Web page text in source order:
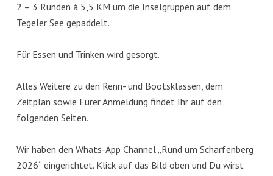
2 – 3 Runden á 5,5 KM um die Inselgruppen auf dem
Tegeler See gepaddelt.
Für Essen und Trinken wird gesorgt.
Alles Weitere zu den Renn- und Bootsklassen, dem
Zeitplan sowie Eurer Anmeldung findet Ihr auf den
folgenden Seiten.
Wir haben den Whats-App Channel „Rund um Scharfenberg
2026“ eingerichtet. Klick auf das Bild oben und Du wirst